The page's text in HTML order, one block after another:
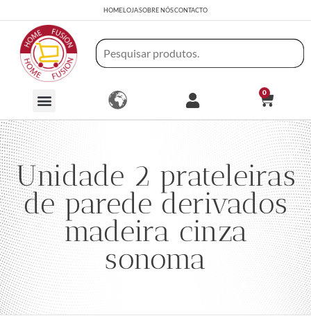
HOMELOJASOBRE NÓSCONTACTO
0
Unidade 2 prateleiras
de parede derivados
madeira cinza
sonoma